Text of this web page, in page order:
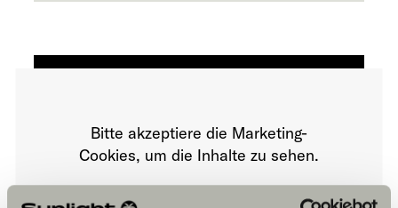
Bitte akzeptiere die Marketing-
Cookies, um die Inhalte zu sehen.